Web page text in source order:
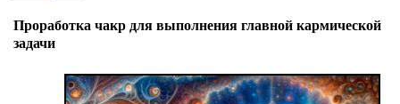
Проработка чакр для выполнения главной кармической
задачи